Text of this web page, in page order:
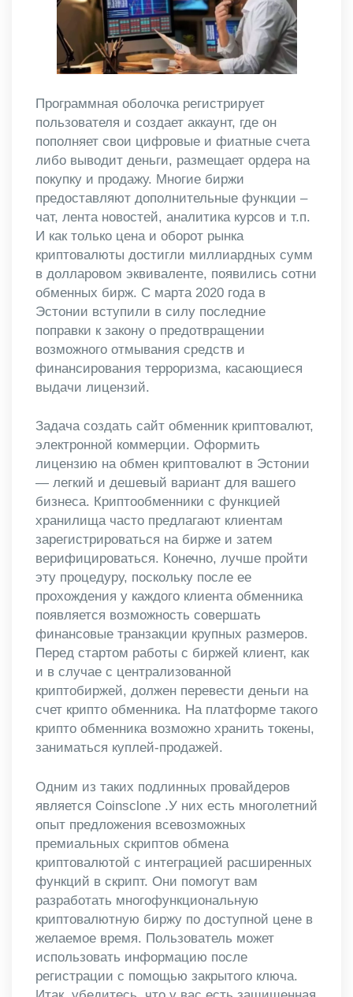
Программная оболочка регистрирует
пользователя и создает аккаунт, где он
пополняет свои цифровые и фиатные счета
либо выводит деньги, размещает ордера на
покупку и продажу. Многие биржи
предоставляют дополнительные функции –
чат, лента новостей, аналитика курсов и т.п.
И как только цена и оборот рынка
криптовалюты достигли миллиардных сумм
в долларовом эквиваленте, появились сотни
обменных бирж. С марта 2020 года в
Эстонии вступили в силу последние
поправки к закону о предотвращении
возможного отмывания средств и
финансирования терроризма, касающиеся
выдачи лицензий.
Задача создать сайт обменник криптовалют,
электронной коммерции. Оформить
лицензию на обмен криптовалют в Эстонии
— легкий и дешевый вариант для вашего
бизнеса. Криптообменники с функцией
хранилища часто предлагают клиентам
зарегистрироваться на бирже и затем
верифицироваться. Конечно, лучше пройти
эту процедуру, поскольку после ее
прохождения у каждого клиента обменника
появляется возможность совершать
финансовые транзакции крупных размеров.
Перед стартом работы с биржей клиент, как
и в случае с централизованной
криптобиржей, должен перевести деньги на
счет крипто обменника. На платформе такого
крипто обменника возможно хранить токены,
заниматься куплей-продажей.
Одним из таких подлинных провайдеров
является Coinsclone .У них есть многолетний
опыт предложения всевозможных
премиальных скриптов обмена
криптовалютой с интеграцией расширенных
функций в скрипт. Они помогут вам
разработать многофункциональную
криптовалютную биржу по доступной цене в
желаемое время. Пользователь может
использовать информацию после
регистрации с помощью закрытого ключа.